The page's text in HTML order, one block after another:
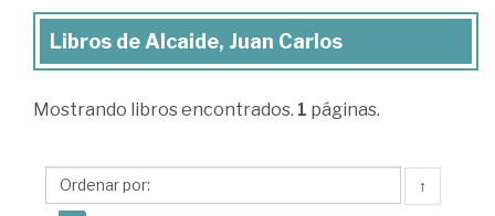
Libros
Alcaide,
Carlos
Libros de Alcaide, Juan Carlos
Mostrando libros encontrados. 1 páginas.
↑